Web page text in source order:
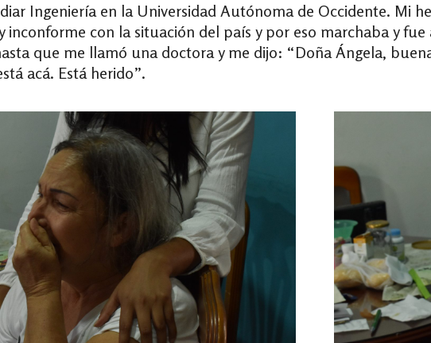
Ingeniería en la Universidad Autónoma de Occidente. Mi
inconforme con la situación del país y por eso marchaba y
que me llamó una doctora y me dijo: “Doña Ángela,
acá. Está herido”.